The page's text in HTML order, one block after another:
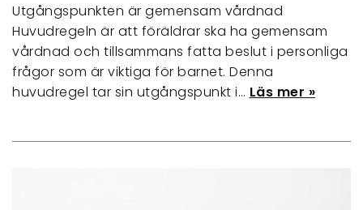
Utgångspunkten är gemensam vårdnad
Huvudregeln är att föräldrar ska ha gemensam
vårdnad och tillsammans fatta beslut i personliga
frågor som är viktiga för barnet. Denna
huvudregel tar sin utgångspunkt i… Läs mer »